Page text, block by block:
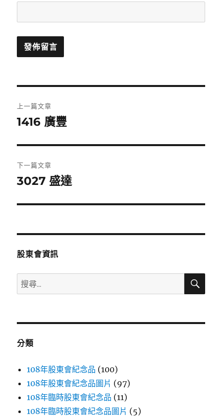
章
覽
上一篇文章
上
篇
文
章:
1416 廣豐
下一篇文章
下
篇
章:
3027 盛達
股東會資訊
搜
尋
鍵
搜
分類
108年股東會紀念品 (100)
108年股東會紀念品圖片 (97)
108年臨時股東會紀念品 (11)
108年臨時股東會紀念品圖片 (5)